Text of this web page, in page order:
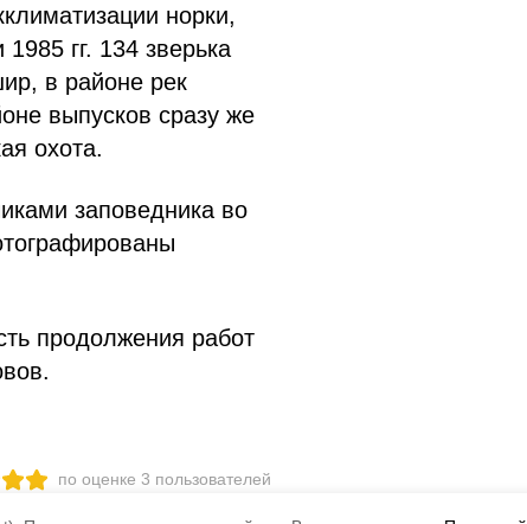
норки,
гг. 134 зверька
в районе рек
выпусков сразу же
охота.
заповедника во
продолжения работ
по оценке 3 пользователей